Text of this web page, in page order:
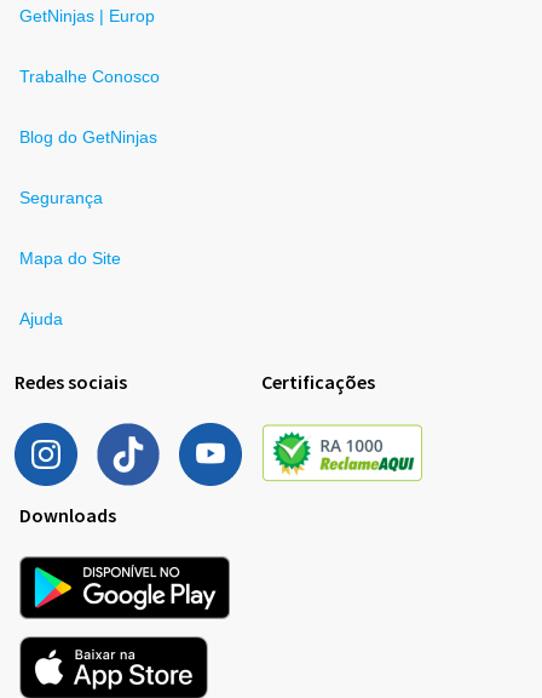
GetNinjas | Europ
Trabalhe Conosco
Blog do GetNinjas
Segurança
Mapa do Site
Ajuda
Redes sociais Certificações
Downloads